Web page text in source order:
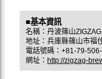
■基本資訊
名稱：丹波篠山
地址：兵庫縣篠山市福
電話號碼：+81-79-
網址： http://zigzag-